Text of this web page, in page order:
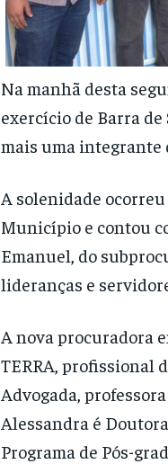
Na manhã desta
exercício de Barra de
mais uma
A solenidade
Município e contou
Emanuel, do
lideranças e
A nova procuradora
TERRA, profissional
Advogada,
Alessandra é
Programa de Pós-